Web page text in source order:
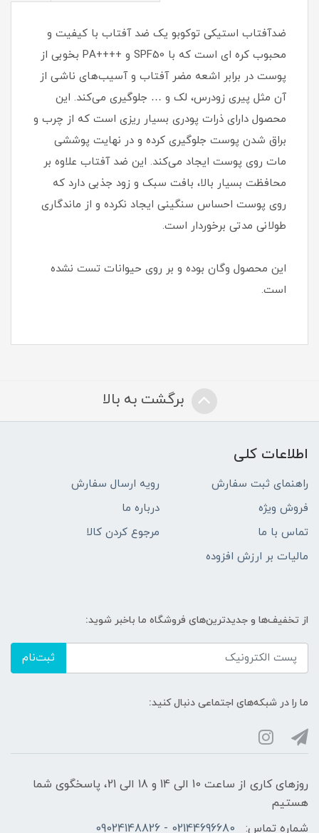
ضدآفتاب استیکی توکوبو یک ضد آفتاب با کیفیت و
محبوب کره ای است که با SPF50 و ++++PA بخوبی از
پوست در برابر اشعه‌ مضر آفتاب و آسیب‌های ناشی از
آن مثل پیری زودرس، لک و … جلوگیری می‌کند. این
محصول دارای ذرات پودری بسیار ریزی است که از چرب و
براق شدن پوست جلوگیری کرده و در نهایت پوششی
مات روی پوست ایجاد می‌کند. این ضد آفتاب علاوه بر
محافظت بسیار بالا، بافت سبک و زود جذبی دارد که
روی پوست احساس سنگینی ایجاد نکرده و از ماندگاری
طولانی مدتی برخوردار است.
این محصول وگان بوده و بر روی حیوانات تست نشده
است.
برگشت به بالا
اطلاعات کلی
راهنمای ثبت سفارش
رویه ارسال سفارش
فروش ویژه
درباره ما
تماس با ما
مرجوع کردن کالا
مالیات بر ارزش افزوده
از تخفیف‌ها و جدیدترین‌های فروشگاه ما باخبر شوید:
ثبت‌نام
ما را در شبکه‌های اجتماعی دنبال کنید:
روزهای کاری از ساعت 10 الی 14 و 18 الی 21، پاسخگوی شما
هستیم
شماره تماس:
02144696680 - 09024148826